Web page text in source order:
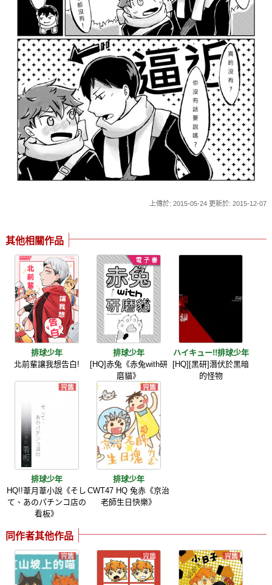
上傳於: 2015-05-24 更新於: 2015-12-07
其他相關作品
排球少年
北前輩讓我想告白!
排球少年
[HQ]赤兔《赤兔with研
磨貓》
ハイキュー!!排球少年
[HQ][黑研]潛伏於黑暗
的怪物
排球少年
HQ!!葦月葦小說《そし
て、あのパチンコ店の
看板》
排球少年
CWT47 HQ 兔赤《京治
老師生日快樂》
同作者其他作品